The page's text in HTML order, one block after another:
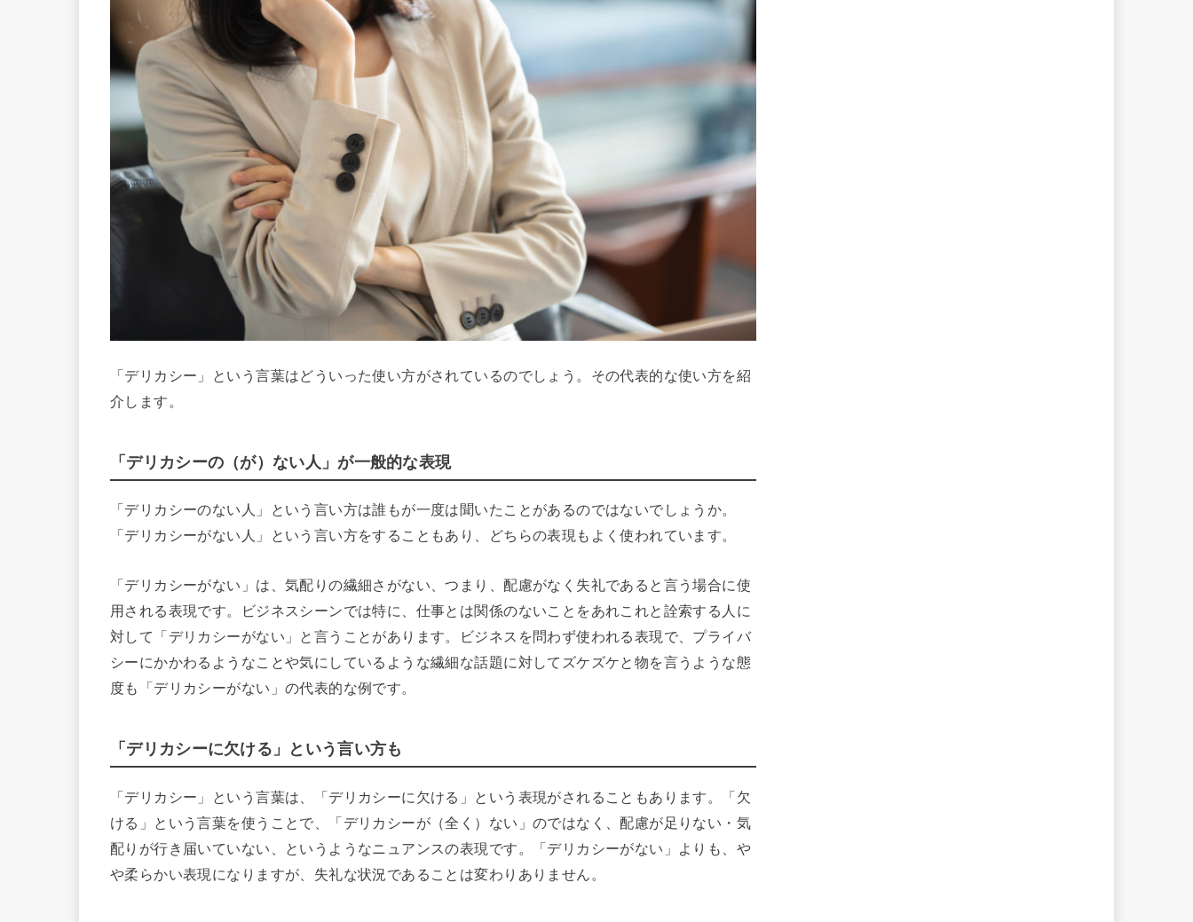
「デリカシー」という言葉はどういった使い方がされているのでしょう。その代表的な使い方を紹
介します。
「デリカシーの（が）ない人」が一般的な表現
「デリカシーのない人」という言い方は誰もが一度は聞いたことがあるのではないでしょうか。
「デリカシーがない人」という言い方をすることもあり、どちらの表現もよく使われています。
「デリカシーがない」は、気配りの繊細さがない、つまり、配慮がなく失礼であると言う場合に使
用される表現です。ビジネスシーンでは特に、仕事とは関係のないことをあれこれと詮索する人に
対して「デリカシーがない」と言うことがあります。ビジネスを問わず使われる表現で、プライバ
シーにかかわるようなことや気にしているような繊細な話題に対してズケズケと物を言うような態
度も「デリカシーがない」の代表的な例です。
「デリカシーに欠ける」という言い方も
「デリカシー」という言葉は、「デリカシーに欠ける」という表現がされることもあります。「欠
ける」という言葉を使うことで、「デリカシーが（全く）ない」のではなく、配慮が足りない・気
配りが行き届いていない、というようなニュアンスの表現です。「デリカシーがない」よりも、や
や柔らかい表現になりますが、失礼な状況であることは変わりありません。